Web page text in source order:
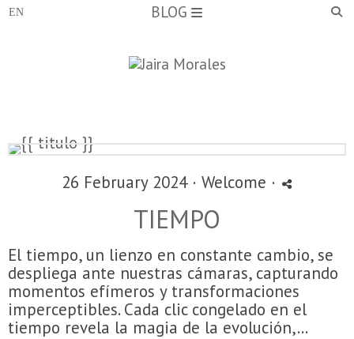
BLOG
26 February 2024 · Welcome ·
TIEMPO
El tiempo, un lienzo en constante cambio, se
despliega ante nuestras cámaras, capturando
momentos efímeros y transformaciones
imperceptibles. Cada clic congelado en el
tiempo revela la magia de la evolución,...